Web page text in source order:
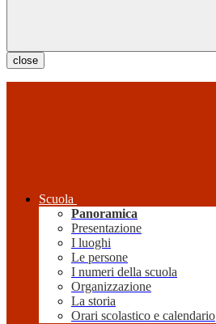
close
Scuola
Panoramica
Presentazione
I luoghi
Le persone
I numeri della scuola
Organizzazione
La storia
Orari scolastico e calendario